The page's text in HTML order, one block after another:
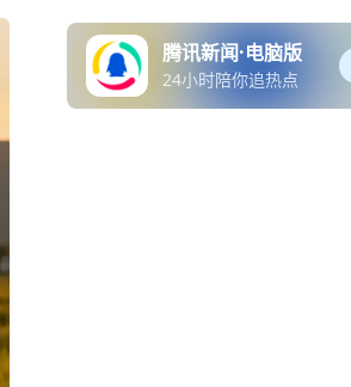
腾讯新闻·电脑版
24小时陪你追热点